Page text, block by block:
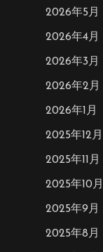
2026年5月
2026年4月
2026年3月
2026年2月
2026年1月
2025年12月
2025年11月
2025年10月
2025年9月
2025年8月